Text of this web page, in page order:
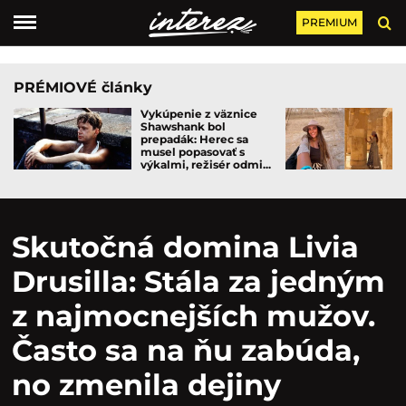
PREMIUM
PRÉMIOVÉ články
Vykúpenie z väznice
Shawshank bol
prepadák: Herec sa
musel popasovať s
výkalmi, režisér odmi...
Skutočná domina Livia
Drusilla: Stála za jedným
z najmocnejších mužov.
Často sa na ňu zabúda,
no zmenila dejiny